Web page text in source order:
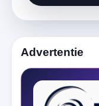
Advertentie